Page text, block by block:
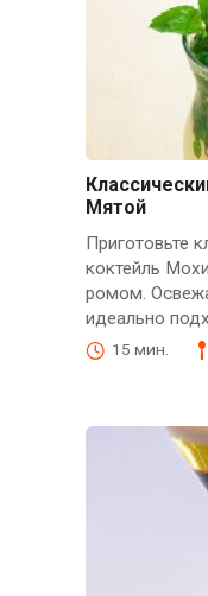
Мятой
Приготовьте
коктейль
ромом.
идеально
15 мин.